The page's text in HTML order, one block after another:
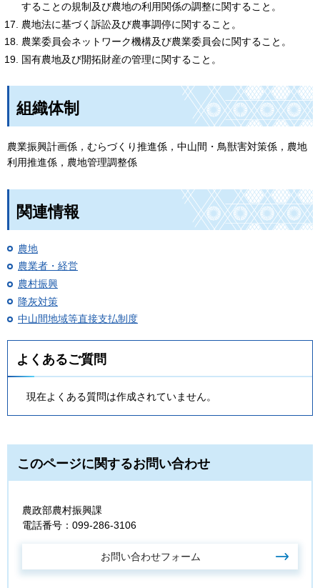
することの規制及び農地の利用関係の調整に関すること。
農地法に基づく訴訟及び農事調停に関すること。
農業委員会ネットワーク機構及び農業委員会に関すること。
国有農地及び開拓財産の管理に関すること。
組織体制
農業振興計画係，むらづくり推進係，中山間・鳥獣害対策係，農地
利用推進係，農地管理調整係
関連情報
農地
農業者・経営
農村振興
降灰対策
中山間地域等直接支払制度
よくあるご質問
現在よくある質問は作成されていません。
このページに関するお問い合わせ
農政部農村振興課
電話番号：099-286-3106